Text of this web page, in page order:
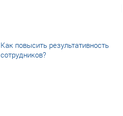
Как повысить результативность
сотрудников?